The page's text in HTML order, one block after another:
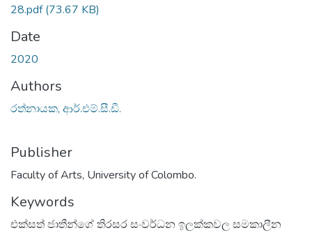
28.pdf(73.67 KB)
Date
2020
Authors
රත්නායක, ආර්.එම්.සී.ඩී.
Publisher
Faculty of Arts, University of Colombo.
Keywords
එක්සත් ජාතීන්ගේ තිරසර සංවර්ධන ඉලක්කවල සමකාලීන